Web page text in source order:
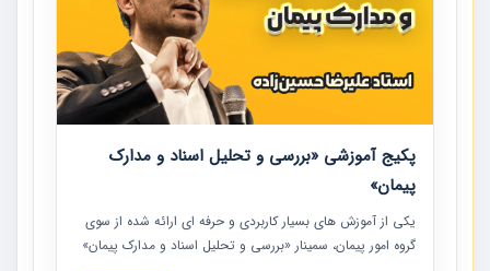
پکیج آموزشی «بررسی و تحلیل اسناد و مدارک
پیمان»
یکی از آموزش‏‏‏‏‏‏ های بسیار کاربردی و حرفه‏ ای ارائه شده از سوی
گروه امور پیمان، سمینار «بررسی و تحلیل اسناد و مدارک پیمان»